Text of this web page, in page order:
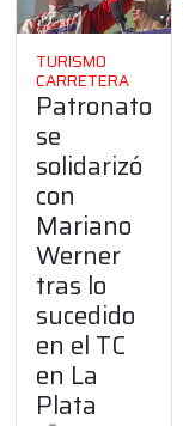
TURISMO
CARRETERA
Patronato
se
solidarizó
con
Mariano
Werner
tras lo
sucedido
en el TC
en La
Plata